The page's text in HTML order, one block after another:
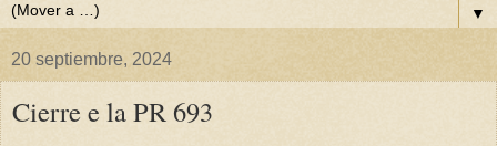
▼
20 septiembre, 2024
Cierre e la PR 693